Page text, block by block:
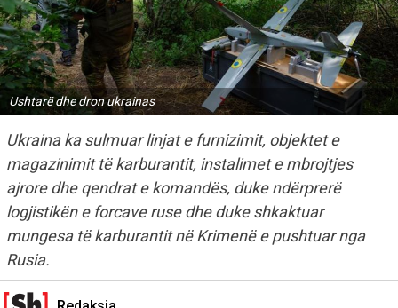
Ushtarë dhe dron ukrainas
Ukraina ka sulmuar linjat e furnizimit, objektet e
magazinimit të karburantit, instalimet e mbrojtjes
ajrore dhe qendrat e komandës, duke ndërprerë
logjistikën e forcave ruse dhe duke shkaktuar
mungesa të karburantit në Krimenë e pushtuar nga
Rusia.